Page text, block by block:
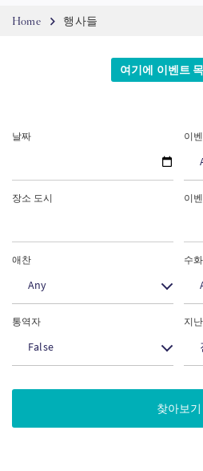
Breadcrumb
Home 행사들
여기에 이벤트
날짜 이
장소 도시 이
애찬
Any
수화
통역자
False
지